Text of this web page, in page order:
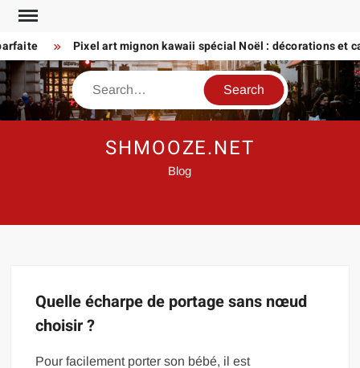
Skip
content
Pixel art mignon kawaii spécial Noël : décorations et
Search
SHMOOZE.NET
Blog
Quelle écharpe de portage sans nœud
choisir ?
Pour facilement porter son bébé, il est